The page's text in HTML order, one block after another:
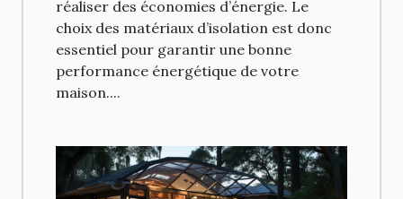
réaliser des économies d’énergie. Le
choix des matériaux d’isolation est donc
essentiel pour garantir une bonne
performance énergétique de votre
maison....